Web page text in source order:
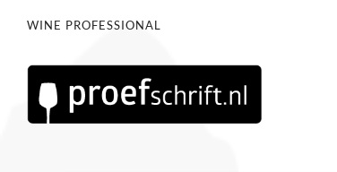
WINE PROFESSIONAL